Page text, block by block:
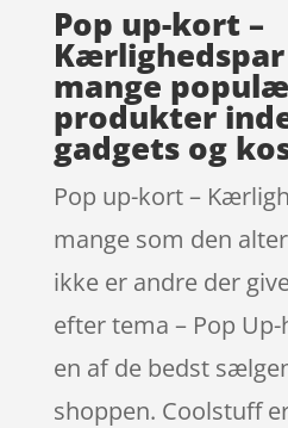
Pop up-kort –
mange
produkter
gadgets og
Pop up-kort –
mange som den
ikke er andre der
efter tema – Pop
en af de bedst
shoppen. Coolstuff